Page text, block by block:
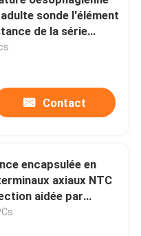
sonde l'élément
de la série
haute fréquence
Contact
encapsulée en
axiaux NTC
aidée par
100K 3950